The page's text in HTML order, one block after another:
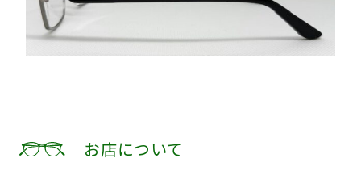
お店について